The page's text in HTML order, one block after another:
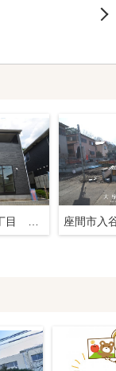
座間市入谷西2丁目 新築戸建て 全4棟【仲介手数料無料】